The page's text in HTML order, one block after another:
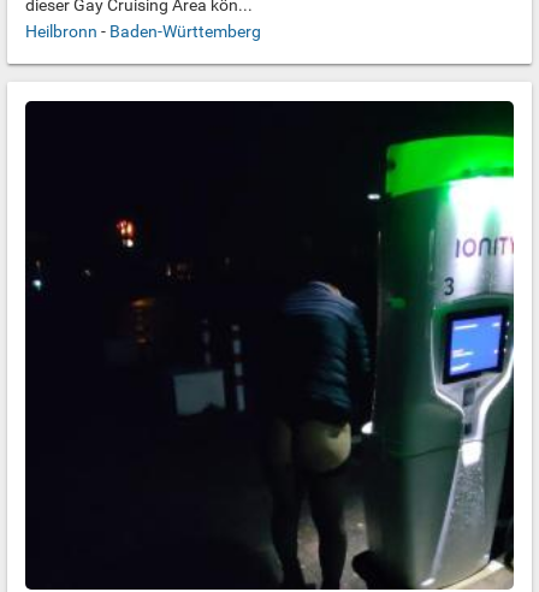
dieser Gay Cruising Area kön...
Heilbronn - Baden-Württemberg